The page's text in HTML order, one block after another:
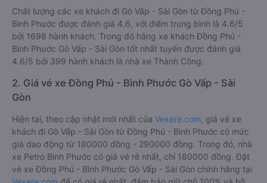
Chất lượng các xe khách đi Gò Vấp - Sài Gòn từ Đồng Phú -
Bình Phước được đánh giá 4.6, với điểm trung bình là 4.6/5
bởi 1698 hành khách. Trong đó hãng xe khách Đồng Phú -
Bình Phước Gò Vấp - Sài Gòn tốt nhất tuyến được đánh giá
4.6/5 bởi 399 hành khách là nhà xe Thành Công.
2. Giá vé xe Đồng Phú - Bình Phước Gò Vấp - Sài
Gòn
Hiện tại, theo cập nhật mới nhất của Vexere.com , giá vé xe
khách đi Gò Vấp - Sài Gòn từ Đồng Phú - Bình Phước có mức
giá dao động từ 180000 đồng - 290000 đồng. Trong đó, nhà
xe Petro Bình Phước có giá vé rẻ nhất, chỉ 180000 đồng. Đặt
vé xe Đồng Phú - Bình Phước Gò Vấp - Sài Gòn chính hãng tại